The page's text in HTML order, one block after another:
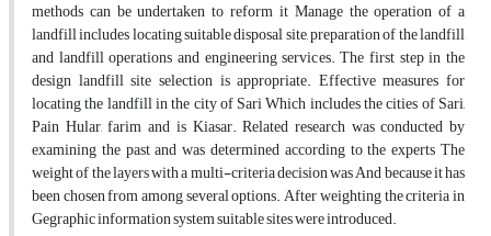
methods can be undertaken to reform it Manage the operation of a
landfill includes locating suitable disposal site, preparation of the landfill
and landfill operations and engineering services. The first step in the
design landfill site selection is appropriate. Effective measures for
locating the landfill in the city of Sari Which includes the cities of Sari,
Pain Hular, farim and is Kiasar. Related research was conducted by
examining the past and was determined according to the experts The
weight of the layers with a multi-criteria decision was And because it has
been chosen from among several options. After weighting the criteria in
Gegraphic information system suitable sites were introduced.